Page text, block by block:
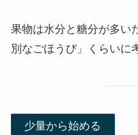
果物は水分と糖分が多い
別なごほうび」くらいに
少量から始める